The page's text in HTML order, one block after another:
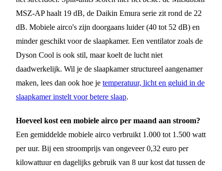
MSZ-AP haalt 19 dB, de Daikin Emura serie zit rond de 22
dB. Mobiele airco's zijn doorgaans luider (40 tot 52 dB) en
minder geschikt voor de slaapkamer. Een ventilator zoals de
Dyson Cool is ook stil, maar koelt de lucht niet
daadwerkelijk. Wil je de slaapkamer structureel aangenamer
maken, lees dan ook hoe je temperatuur, licht en geluid in de
slaapkamer instelt voor betere slaap.
Hoeveel kost een mobiele airco per maand aan stroom?
Een gemiddelde mobiele airco verbruikt 1.000 tot 1.500 watt
per uur. Bij een stroomprijs van ongeveer 0,32 euro per
kilowattuur en dagelijks gebruik van 8 uur kost dat tussen de